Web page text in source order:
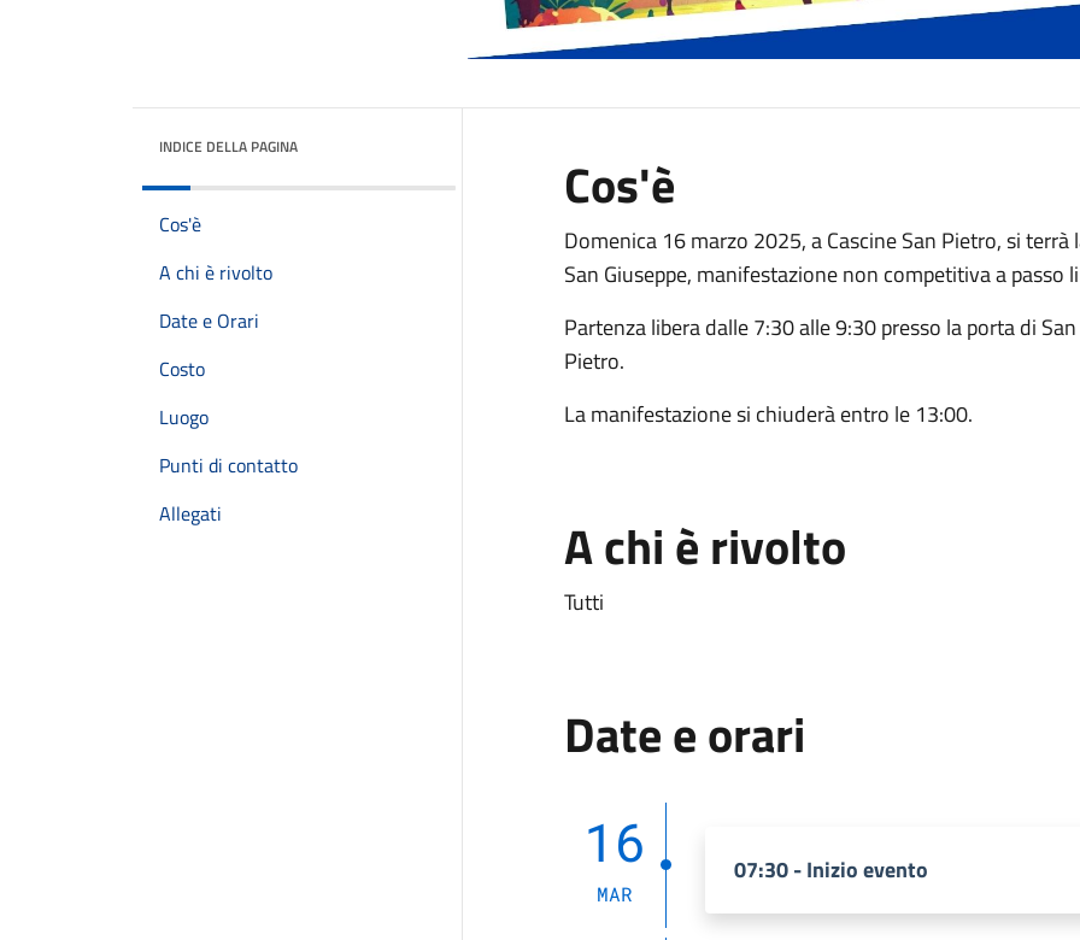
INDICE DELLA PAGINA
Cos'è
A chi è rivolto
Date e Orari
Costo
Luogo
Punti di contatto
Allegati
Cos'è
Domenica 16 marzo 2025, a Cascine San Pietro, si
San Giuseppe, manifestazione non competitiva a passo
Partenza libera dalle 7:30 alle 9:30 presso la porta di
Pietro.
La manifestazione si chiuderà entro le 13:00.
A chi è rivolto
Tutti
Date e orari
16
MAR
07:30 - Inizio evento